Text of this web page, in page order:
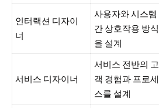
인터랙션 디자이
너
사용자와 시스템
간 상호작용 방식
을 설계
서비스 디자이너
서비스 전반의 고
객 경험과 프로세
스를 설계